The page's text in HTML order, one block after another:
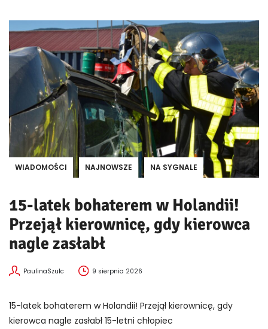
WIADOMOŚCI NAJNOWSZE NA SYGNALE
15-latek bohaterem w Holandii!
Przejął kierownicę, gdy kierowca
nagle zasłabł
PaulinaSzulc 9 sierpnia 2026
15-latek bohaterem w Holandii! Przejął kierownicę, gdy
kierowca nagle zasłabł 15-letni chłopiec